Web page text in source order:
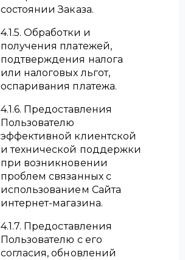
состоянии Заказа.
4.1.5. Обработки и
получения платежей,
подтверждения налога
или налоговых льгот,
оспаривания платежа.
4.1.6. Предоставления
Пользователю
эффективной клиентской
и технической поддержки
при возникновении
проблем связанных с
использованием Сайта
интернет-магазина.
4.1.7. Предоставления
Пользователю с его
согласия, обновлений